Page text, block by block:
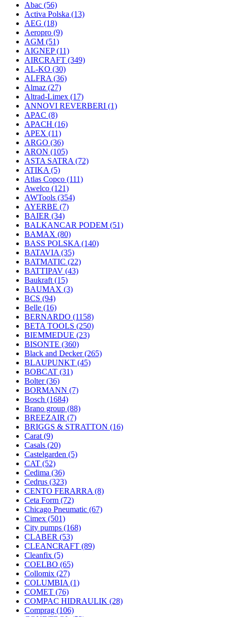
Abac (56)
Activa Polska (13)
AEG (18)
Aeropro (9)
AGM (51)
AIGNEP(11)
AIRCRAFT (349)
AL-KO (30)
ALFRA (36)
Almaz (27)
Altrad-Limex (17)
ANNOVI REVERBERI (1)
APAC (8)
APACH (16)
APEX (11)
ARGO (36)
ARON (105)
ASTA SATRA (72)
ATIKA (5)
Atlas Copco (111)
Awelco (121)
AWTools (354)
AYERBE (7)
BAIER (34)
BALKANCAR PODEM (51)
BAMAX (80)
BASS POLSKA (140)
BATAVIA (35)
BATMATIC (22)
BATTIPAV (43)
Baukraft (15)
BAUMAX (3)
BCS (94)
Belle (16)
BERNARDO (1158)
BETA TOOLS (250)
BIEMMEDUE (23)
BISONTE (360)
Black and Decker(265)
BLAUPUNKT (45)
BOBCAT (31)
Bolter(36)
BORMANN (7)
Bosch (1684)
Brano group (88)
BREEZAIR (7)
BRIGGS & STRATTON (16)
Carat (9)
Casals (20)
Castelgarden (5)
CAT (52)
Cedima (36)
Cedrus (323)
CENTO FERARRA (8)
Ceta Form (72)
Chicago Pneumatic (67)
Cimex (501)
City pumps (168)
CLABER (53)
CLEANCRAFT (89)
Cleanfix (5)
COELBO (65)
Collomix (27)
COLUMBIA (1)
COMET (76)
COMPAC HIDRAULIK (28)
Comprag (106)